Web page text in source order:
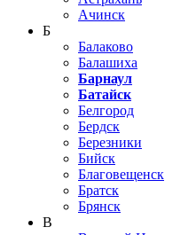
Ачинск
Б
Балаково
Балашиха
Барнаул
Батайск
Белгород
Бердск
Березники
Бийск
Благовещенск
Братск
Брянск
В